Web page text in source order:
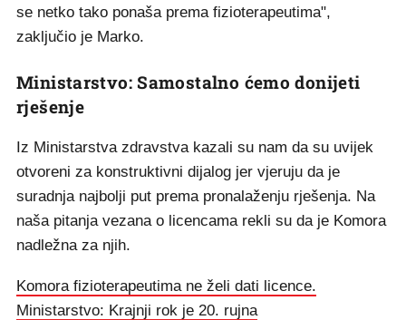
se netko tako ponaša prema fizioterapeutima",
zaključio je Marko.
Ministarstvo: Samostalno ćemo donijeti
rješenje
Iz Ministarstva zdravstva kazali su nam da su uvijek
otvoreni za konstruktivni dijalog jer vjeruju da je
suradnja najbolji put prema pronalaženju rješenja. Na
naša pitanja vezana o licencama rekli su da je Komora
nadležna za njih.
Komora fizioterapeutima ne želi dati licence.
Ministarstvo: Krajnji rok je 20. rujna